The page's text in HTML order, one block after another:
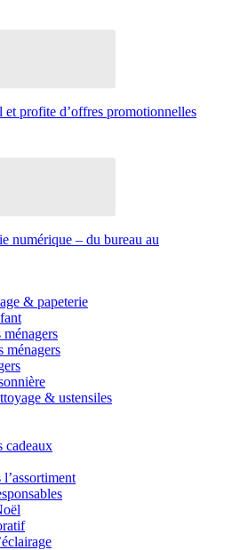
profite d’offres promotionnelles
numérique – du bureau au
& papeterie
ménagers
& ustensiles
cadeaux